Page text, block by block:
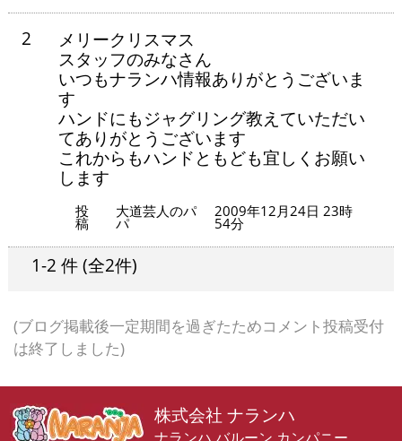
2
メリークリスマス
スタッフのみなさん
いつもナランハ情報ありがとうございま
す
ハンドにもジャグリング教えていただい
てありがとうございます
これからもハンドともども宜しくお願い
します
投
稿
大道芸人のパ
パ
2009年12月24日 23時
54分
1-2 件 (全2件)
(ブログ掲載後一定期間を過ぎたためコメント投稿受付
は終了しました)
株式会社 ナランハ